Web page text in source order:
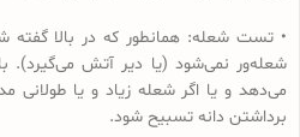
• تست شعله: همانطور که در بالا
شعله‌ور نمی‌شود (یا دیر آتش می‌گیرد).
می‌دهد و یا اگر شعله زیاد و یا
برداشتن دانه تسبیح شود.